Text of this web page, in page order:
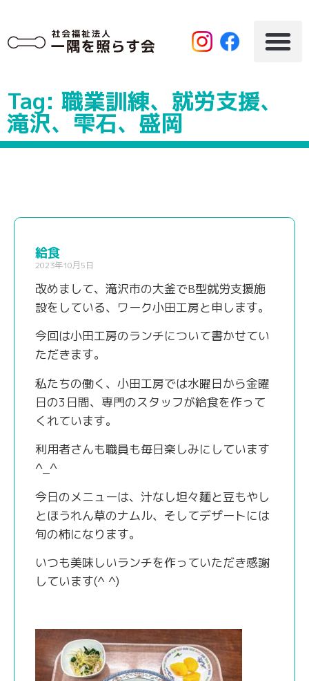
Tag: 職業訓練、就労支援、
滝沢、雫石、盛岡
給食
2023年10月5日
改めまして、滝沢市の大釜でB型就労支援施
設をしている、ワーク小田工房と申します。
今回は小田工房のランチについて書かせてい
ただきます。
私たちの働く、小田工房では水曜日から金曜
日の3日間、専門のスタッフが給食を作って
くれています。
利用者さんも職員も毎日楽しみにしています
^_^
今日のメニューは、汁なし坦々麺と豆もやし
とほうれん草のナムル、そしてデザートには
旬の柿になります。
いつも美味しいランチを作っていただき感謝
しています(^ ^)